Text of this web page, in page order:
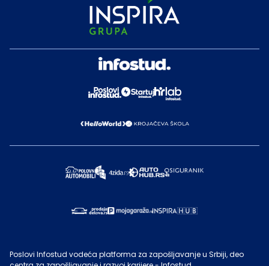
Poslovi Infostud vodeća platforma za zapošljavanje u Srbiji, deo